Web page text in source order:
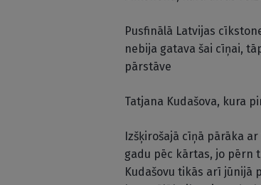
Pusfinālā Latvijas
nebija gatava šai cīņai,
pārstāve
Tatjana Kudašova, kura
Izšķirošajā cīņā pārāka
gadu pēc kārtas, jo pērn
Kudašovu tikās arī jūnijā